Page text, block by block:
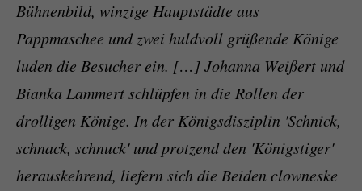
Bühnenbild, winzige Hauptstädte aus
Pappmaschee und zwei huldvoll grüßende Könige
luden die Besucher ein. […] Johanna Weißert und
Bianka Lammert schlüpfen in die Rollen der
drolligen Könige. In der Königsdisziplin 'Schnick,
schnack, schnuck' und protzend den 'Königstiger'
herauskehrend, liefern sich die Beiden clowneske